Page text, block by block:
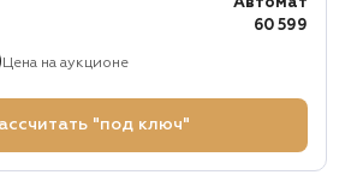
60 599
Цена на аукционе
"под ключ"